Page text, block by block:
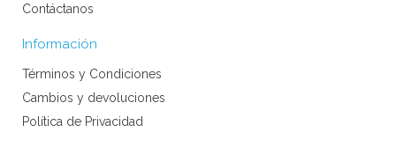
Contáctanos
Información
Términos y Condiciones
Cambios y devoluciones
Política de Privacidad